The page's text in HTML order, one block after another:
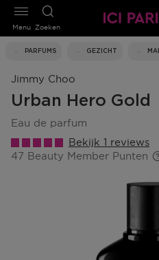
Zoeken
PARFUMS GEZICHT
Menu
Jimmy Choo
Urban Hero Gold
eau de parfum
Bekijk 1 reviews
47 Beauty Member Punten